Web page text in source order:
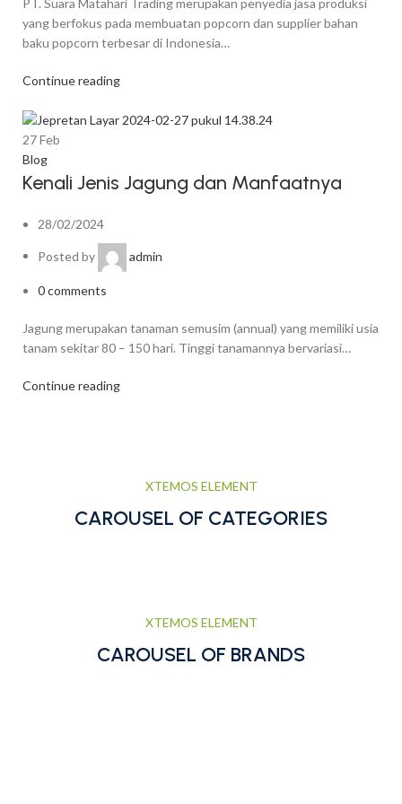
PT. Suara Matahari Trading merupakan penyedia jasa produksi
yang berfokus pada membuatan popcorn dan supplier bahan
baku popcorn terbesar di Indonesia…
Continue reading
27Feb
Blog
Kenali Jenis Jagung dan Manfaatnya
28/02/2024
Posted by admin
0comments
Jagung merupakan tanaman semusim (annual) yang memiliki usia
tanam sekitar 80 – 150 hari. Tinggi tanamannya bervariasi…
Continue reading
XTEMOS ELEMENT
CAROUSEL OF CATEGORIES
XTEMOS ELEMENT
CAROUSEL OF BRANDS